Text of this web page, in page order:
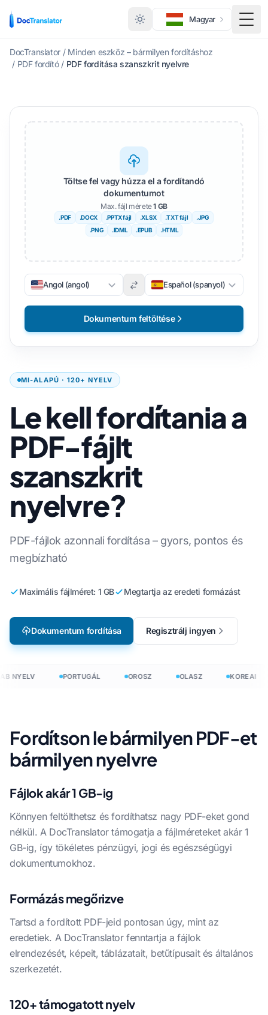
Magyar
DocTranslator / Minden eszköz – bármilyen fordításhoz
/ PDF fordító / PDF fordítása szanszkrit nyelvre
MI-ALAPÚ · 120+ NYELV
Le kell fordítania a
PDF-fájlt
szanszkrit
nyelvre?
PDF-fájlok azonnali fordítása – gyors, pontos és
megbízható
Maximális fájlméret: 1 GB Megtartja az eredeti formázást
Dokumentum fordítása Regisztrálj ingyen
Töltse fel vagy húzza el a fordítandó
dokumentumot
Max. fájl mérete1 GB
.PDF .DOCX .PPTX fájl .XLSX .TXT fájl
.JPG
.PNG
.IDML .EPUB .HTML
Angol (angol) Español (spanyol)
Dokumentum feltöltése
NYELV PORTUGÁL OROSZ OLASZ KOREAI
Fordítson le bármilyen PDF-et
bármilyen nyelvre
Fájlok akár 1 GB-ig
Könnyen feltölthetsz és fordíthatsz nagy PDF-eket gond
nélkül. A DocTranslator támogatja a fájlméreteket akár 1
GB-ig, így tökéletes pénzügyi, jogi és egészségügyi
dokumentumokhoz.
Formázás megőrizve
Tartsd a fordított PDF-jeid pontosan úgy, mint az
eredetiek. A DocTranslator fenntartja a fájlok
elrendezését, képeit, táblázatait, betűtípusait és általános
szerkezetét.
120+ támogatott nyelv